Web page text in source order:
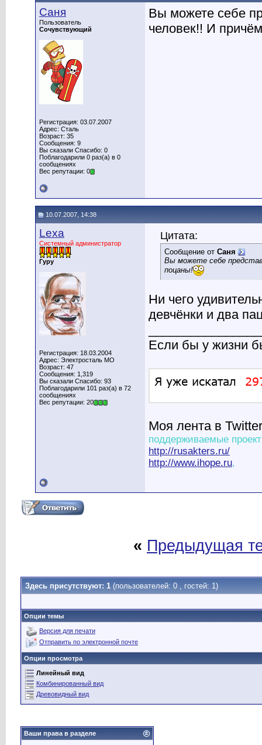
Саня
Пользователь
Сочувствующий
Регистрация: 03.07.2007
Адрес: Сталь
Возраст: 35
Сообщения: 9
Вы сказали Спасибо: 0
Поблагодарили 0 раз(а) в 0
сообщениях
Вес репутации: 0
Вы можете себе
человек!! И
10.07.2007, 14:38
Lexa
Системный администратор
Гуру
Регистрация: 18.03.2004
Адрес: Электросталь МО
Возраст: 47
Сообщения: 1,319
Вы сказали Спасибо: 93
Поблагодарили 101 раз(а) в 72
сообщениях
Вес репутации: 20
Цитата:
Сообщение от Саня
Вы можете себе
поцаны!
Ни чего
девчёнки и два
Если бы у жизни
Моя лента в
поддерживаемые
http://rusakters.ru/
http://www.ihope.ru,
« Предыдущая
Здесь присутствуют: 1 (пользователей: 0 , гостей: 1)
Опции темы
Версия для печати
Отправить по электронной почте
Опции просмотра
Линейный вид
Комбинированный вид
Древовидный вид
Ваши права в разделе